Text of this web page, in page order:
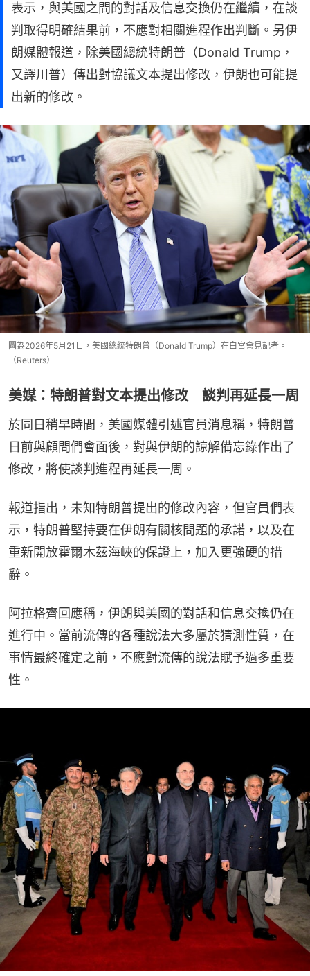
表示，與美國之間的對話及信息交換仍在繼續，在談
判取得明確結果前，不應對相關進程作出判斷。另伊
朗媒體報道，除美國總統特朗普（Donald Trump，
又譯川普）傳出對協議文本提出修改，伊朗也可能提
出新的修改。
圖為2026年5月21日，美國總統特朗普（Donald Trump）在白宮會見記者。
（Reuters）
美媒：特朗普對文本提出修改 談判再延長一周
於同日稍早時間，美國媒體引述官員消息稱，特朗普
日前與顧問們會面後，對與伊朗的諒解備忘錄作出了
修改，將使談判進程再延長一周。
報道指出，未知特朗普提出的修改內容，但官員們表
示，特朗普堅持要在伊朗有關核問題的承諾，以及在
重新開放霍爾木茲海峽的保證上，加入更強硬的措
辭。
阿拉格齊回應稱，伊朗與美國的對話和信息交換仍在
進行中。當前流傳的各種說法大多屬於猜測性質，在
事情最終確定之前，不應對流傳的說法賦予過多重要
性。